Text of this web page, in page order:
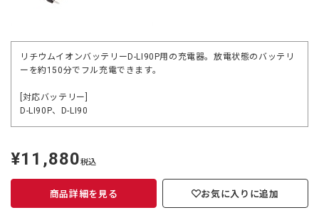
リチウムイオンバッテリーD-LI90P用の充電器。放電状態のバッテリ
ーを約150分でフル充電できます。
[対応バッテリー]
D-LI90P、D-LI90
定
価
¥11,880税込
商品詳細を見る お気に入りに追加